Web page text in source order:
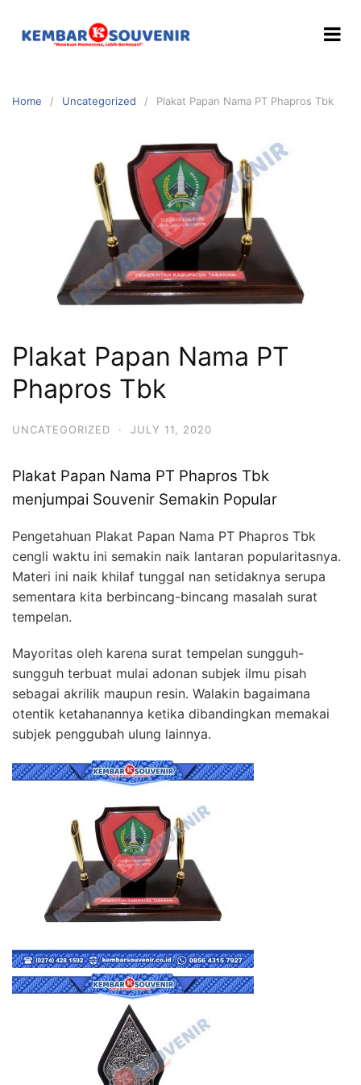
Home Uncategorized Plakat Papan Nama PT Phapros Tbk
Plakat Papan Nama PT
Phapros Tbk
UNCATEGORIZED · JULY 11, 2020
Plakat Papan Nama PT Phapros Tbk
menjumpai Souvenir Semakin Popular
Pengetahuan Plakat Papan Nama PT Phapros Tbk
cengli waktu ini semakin naik lantaran popularitasnya.
Materi ini naik khilaf tunggal nan setidaknya serupa
sementara kita berbincang-bincang masalah surat
tempelan.
Mayoritas oleh karena surat tempelan sungguh-
sungguh terbuat mulai adonan subjek ilmu pisah
sebagai akrilik maupun resin. Walakin bagaimana
otentik ketahanannya ketika dibandingkan memakai
subjek penggubah ulung lainnya.